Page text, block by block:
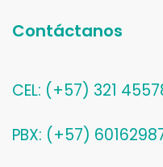
Contáctanos
CEL: (+57) 321
PBX: (+57)